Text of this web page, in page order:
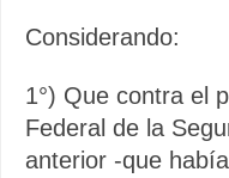
Considerando:
1°) Que contra el
Federal de la
anterior -que